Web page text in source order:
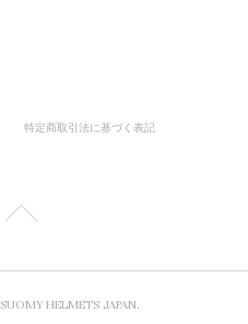
特定商取引法に基づく表記
SUOMY HELMETS JAPAN.